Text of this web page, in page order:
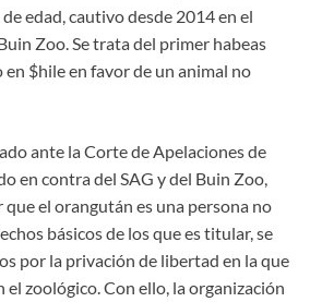
edad, cautivo desde 2014 en el
Zoo. Se trata del primer habeas
$hile en favor de un animal no
ante la Corte de Apelaciones de
en contra del SAG y del Buin Zoo,
que el orangután es una persona no
básicos de los que es titular, se
por la privación de libertad en la que
el zoológico. Con ello, la organización